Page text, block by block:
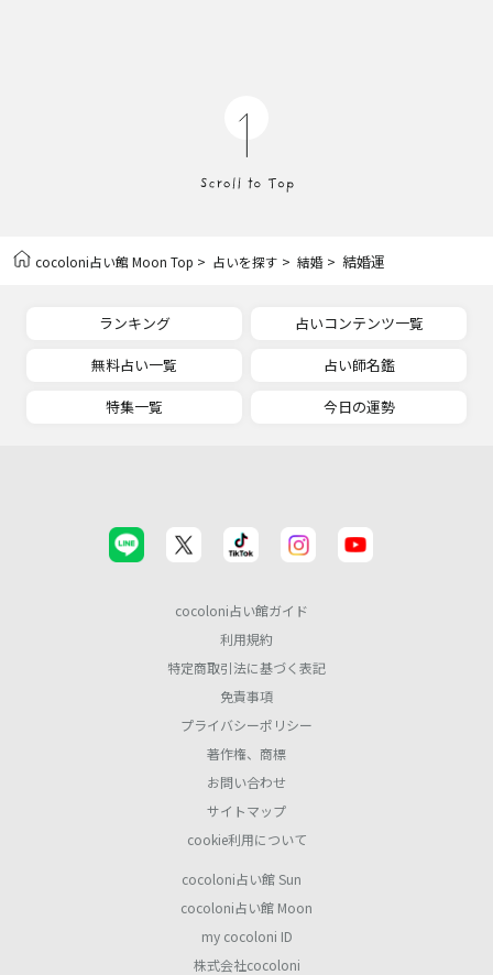
cocoloni占い館 Moon Top > 占いを探す > 結婚 > 結婚運
ランキング
占いコンテンツ一覧
無料占い一覧
占い師名鑑
特集一覧
今日の運勢
cocoloni占い館ガイド
利用規約
特定商取引法に基づく表記
免責事項
プライバシーポリシー
著作権、商標
お問い合わせ
サイトマップ
cookie利用について
cocoloni占い館 Sun
cocoloni占い館 Moon
my cocoloni ID
株式会社cocoloni